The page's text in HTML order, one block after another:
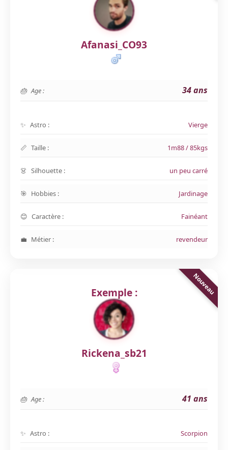
Afanasi_CO93
Age : 34 ans
Astro : Vierge
Taille : 1m88 / 85kgs
Silhouette : un peu carré
Hobbies : Jardinage
Caractère : Fainéant
Métier : revendeur
Exemple :
Rickena_sb21
Age : 41 ans
Astro : Scorpion